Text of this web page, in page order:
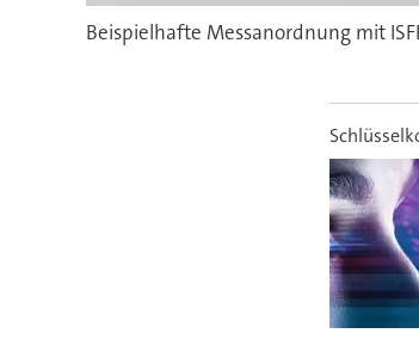
Beispielhafte Messanordnung mit